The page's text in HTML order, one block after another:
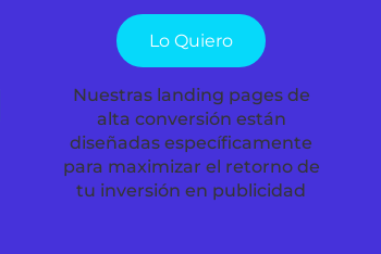
Lo Quiero
Nuestras landing pages de
alta conversión están
diseñadas específicamente
para maximizar el retorno de
tu inversión en publicidad